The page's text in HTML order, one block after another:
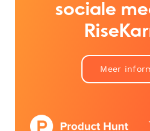
sociale
Meer